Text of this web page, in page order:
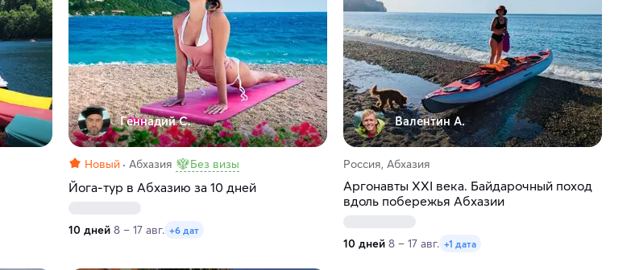
Геннадий С.
Новый Абхазия Без визы
Йога-тур в Абхазию за 10 дней
10 дней 8 – 17 авг. +6 дат
Валентин А.
Россия, Абхазия
Аргонавты XXI века. Байдарочный поход
вдоль побережья Абхазии
10 дней 8 – 17 авг. +1 дата